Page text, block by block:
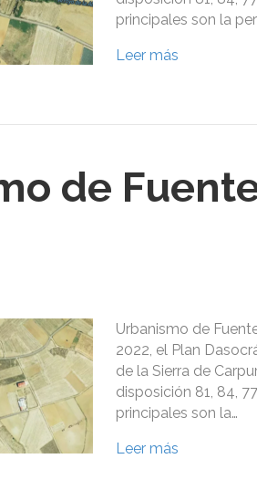
principales son la
Leer más
de
Urbanismo de
2022, el Plan
de la Sierra de
disposición 81, 84,
principales son la…
Leer más